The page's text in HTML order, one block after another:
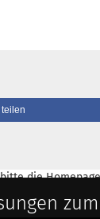
teilen
bitte die